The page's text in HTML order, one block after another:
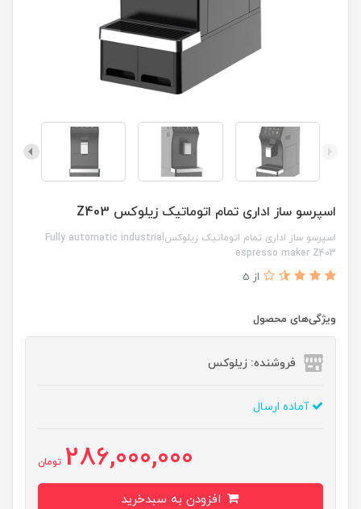
اسپرسو ساز اداری تمام اتوماتیک زیلوکس Z403
اسپرسو ساز اداری تمام اتوماتیک زیلوکسFully automatic industrial
espresso maker Z403
از 5
ویژگی‌های محصول
فروشنده: زیلوکس
آماده ارسال
286,000,000 تومان